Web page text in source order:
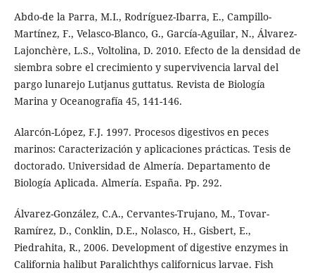
Abdo-de la Parra, M.I., Rodríguez-Ibarra, E., Campillo-
Martínez, F., Velasco-Blanco, G., García-Aguilar, N., Álvarez-
Lajonchère, L.S., Voltolina, D. 2010. Efecto de la densidad de
siembra sobre el crecimiento y supervivencia larval del
pargo lunarejo Lutjanus guttatus. Revista de Biología
Marina y Oceanografía 45, 141-146.
Alarcón-López, F.J. 1997. Procesos digestivos en peces
marinos: Caracterización y aplicaciones prácticas. Tesis de
doctorado. Universidad de Almería. Departamento de
Biología Aplicada. Almería. España. Pp. 292.
Álvarez-González, C.A., Cervantes-Trujano, M., Tovar-
Ramírez, D., Conklin, D.E., Nolasco, H., Gisbert, E.,
Piedrahita, R., 2006. Development of digestive enzymes in
California halibut Paralichthys californicus larvae. Fish